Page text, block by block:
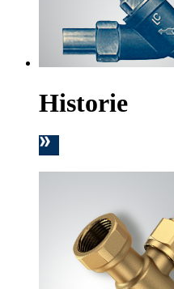
Historie